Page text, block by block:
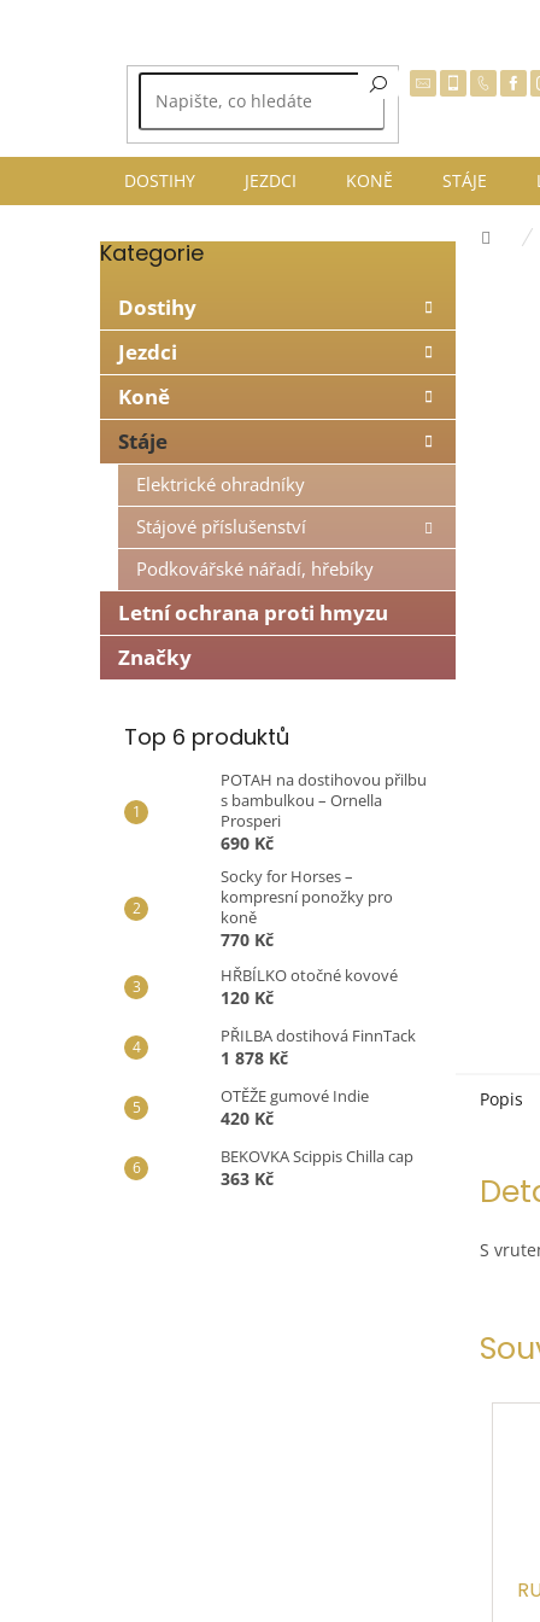
DOSTIHY JEZDCI KONĚ STÁJE
Domů
P
s
r
n
e
Přeskočit
kategorie
Kategorie
Dostihy
Jezdci
Koně
Stáje
Elektrické ohradníky
Stájové příslušenství
Podkovářské nářadí, hřebíky
Letní ochrana proti hmyzu
Značky
Top 6 produktů
POTAH na dostihovou přilbu
s bambulkou – Ornella
Prosperi
690 Kč
Socky for Horses –
kompresní ponožky pro
koně
770 Kč
HŘBÍLKO otočné kovové
120 Kč
PŘILBA dostihová FinnTack
1 878 Kč
OTĚŽE gumové Indie
420 Kč
BEKOVKA Scippis Chilla cap
363 Kč
Popis
S